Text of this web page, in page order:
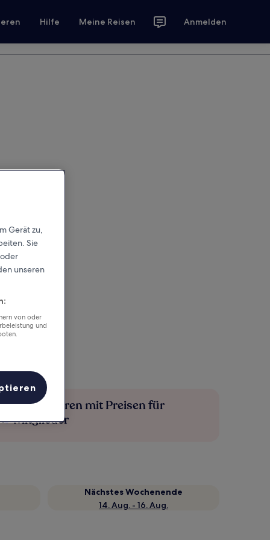
Hilfe Meine Reisen Anmelden
Mehr sparen mit Preisen für
Mitglieder
Nächstes Wochenende
14. Aug. - 16. Aug.
Gerät zu,
Sie
unseren
von oder
und